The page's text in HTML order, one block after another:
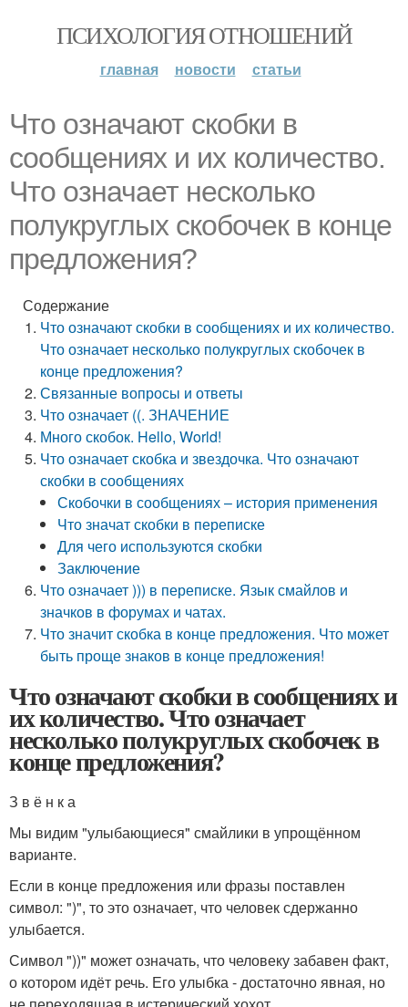
ПСИХОЛОГИЯ ОТНОШЕНИЙ
главная новости статьи
Что означают скобки в
сообщениях и их количество.
Что означает несколько
полукруглых скобочек в конце
предложения?
Содержание
Что означают скобки в сообщениях и их количество.
Что означает несколько полукруглых скобочек в
конце предложения?
Связанные вопросы и ответы
Что означает ((. ЗНАЧЕНИЕ
Много скобок. Hello, World!
Что означает скобка и звездочка. Что означают
скобки в сообщениях
Скобочки в сообщениях – история применения
Что значат скобки в переписке
Для чего используются скобки
Заключение
Что означает ))) в переписке. Язык смайлов и
значков в форумах и чатах.
Что значит скобка в конце предложения. Что может
быть проще знаков в конце предложения!
Что означают скобки в сообщениях и
их количество. Что означает
несколько полукруглых скобочек в
конце предложения?
З в ё н к а
Мы видим "улыбающиеся" смайлики в упрощённом
варианте.
Если в конце предложения или фразы поставлен
символ: ")", то это означает, что человек сдержанно
улыбается.
Символ "))" может означать, что человеку забавен факт,
о котором идёт речь. Его улыбка - достаточно явная, но